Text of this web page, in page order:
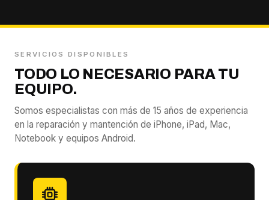
SERVICIOS DISPONIBLES
TODO LO NECESARIO PARA TU
EQUIPO.
Somos especialistas con más de 15 años de experiencia
en la reparación y mantención de iPhone, iPad, Mac,
Notebook y equipos Android.